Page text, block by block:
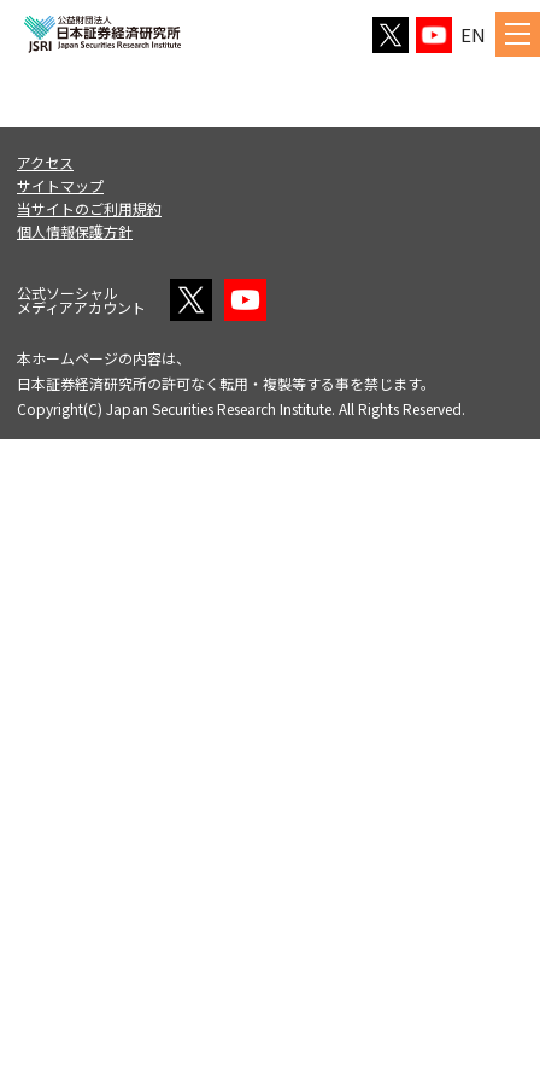
EN
アクセス
サイトマップ
当サイトのご利用規約
個人情報保護方針
公式ソーシャル
メディアアカウント
本ホームページの内容は、
日本証券経済研究所の許可なく転用・複製等する事を禁じます。
Copyright(C) Japan Securities Research Institute. All Rights Reserved.